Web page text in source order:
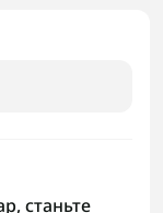
станьте